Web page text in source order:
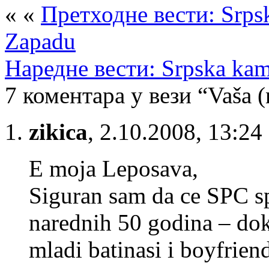
« « Претходне вести:
Zapadu
Наредне вести: Srpska
7 коментара у вези “Vaša
zikica, 2.10.2008, 13:24
E moja Leposava,
Siguran sam da ce SPC
narednih 50 godina –
mladi batinasi i